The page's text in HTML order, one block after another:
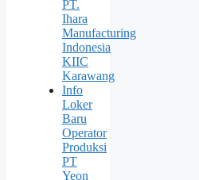
PT.
Ihara
Manufacturing
Indonesia
KIIC
Karawang
Info
Loker
Baru
Operator
Produksi
PT
Yeon